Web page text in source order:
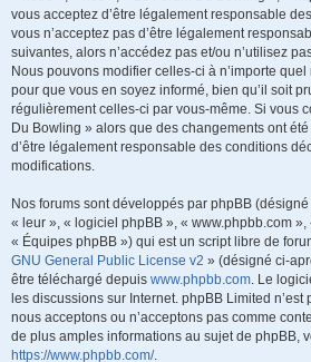
vous acceptez d’être légalement responsable
vous n’acceptez pas d’être légalement
suivantes, alors n’accédez pas et/ou n’utilisez
Nous pouvons modifier celles-ci à n’importe
pour que vous en soyez informé, bien qu’il soit
régulièrement celles-ci par vous-même. Si vous
Du Bowling » alors que des changements ont
d’être légalement responsable des conditions
modifications.
Nos forums sont développés par phpBB
« leur », « logiciel phpBB », « www.phpbb.com
« Équipes phpBB ») qui est un script libre de
GNU General Public License v2 » (désigné ci-
être téléchargé depuis www.phpbb.com. Le
les discussions sur Internet. phpBB Limited
nous acceptons ou n’acceptons pas comme
de plus amples informations au sujet de phpBB,
https://www.phpbb.com/.